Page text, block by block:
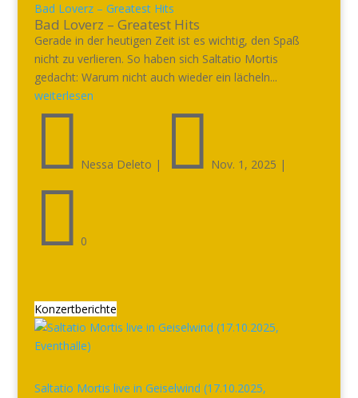
Bad Loverz – Greatest Hits
Bad Loverz – Greatest Hits
Gerade in der heutigen Zeit ist es wichtig, den Spaß
nicht zu verlieren. So haben sich Saltatio Mortis
gedacht: Warum nicht auch wieder ein lächeln...
weiterlesen
 Nessa Deleto |  Nov. 1, 2025 |
 0
Konzertberichte
Saltatio Mortis live in Geiselwind (17.10.2025,